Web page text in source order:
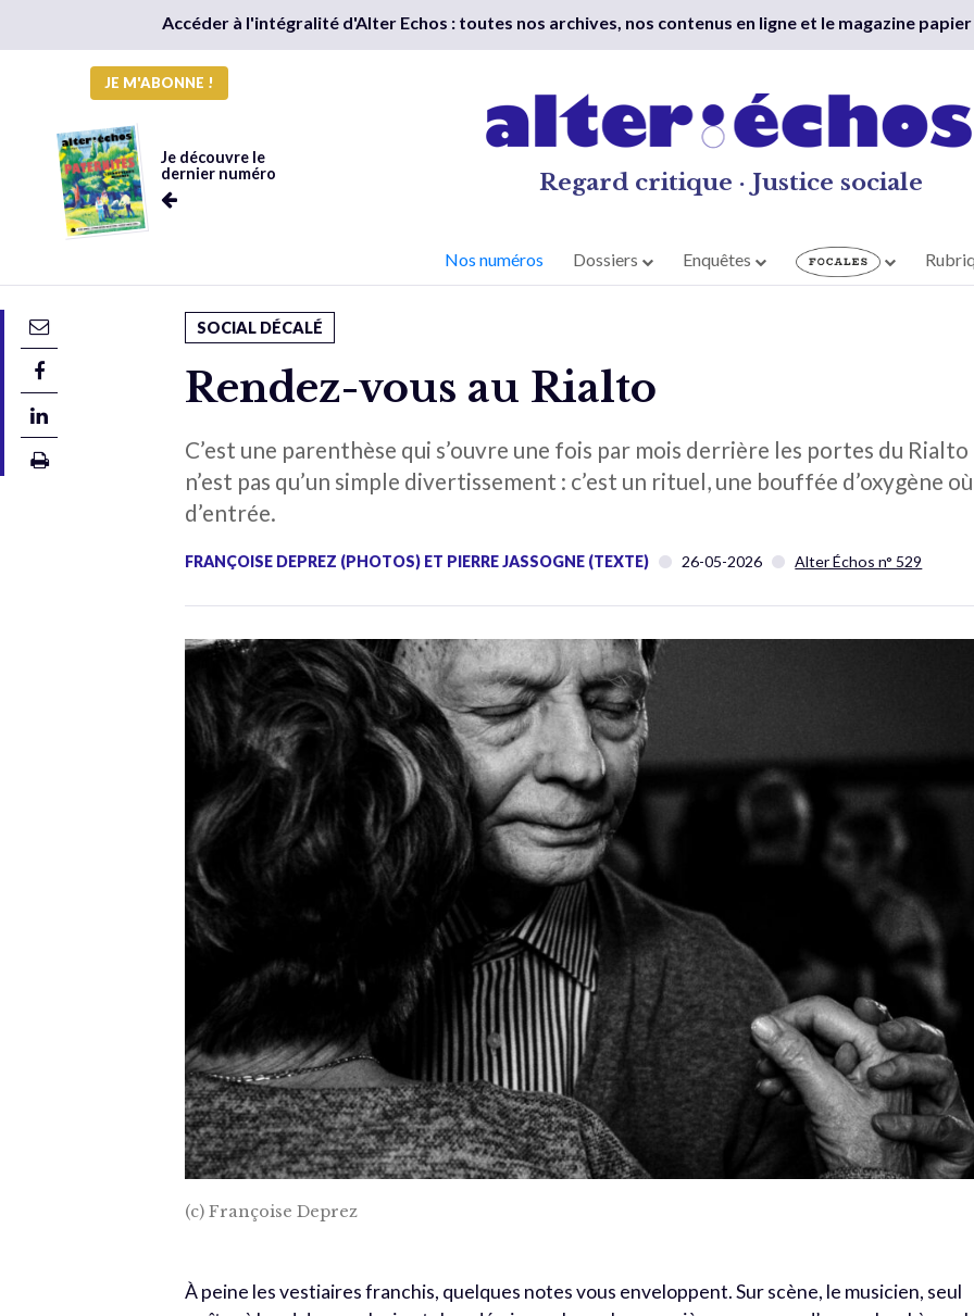
Accéder à l'intégralité d'Alter Echos : toutes nos archives, nos contenus en ligne et le magazine
JE M'ABONNE !
Je découvre le
dernier numéro
Regard critique · Justice sociale
Nos numéros Dossiers Enquêtes
SOCIAL DÉCALÉ
Rendez-vous au Rialto
C’est une parenthèse qui s’ouvre une fois par mois derrière les portes du
n’est pas qu’un simple divertissement : c’est un rituel, une bouffée d’oxygène
d’entrée.
FRANÇOISE DEPREZ (PHOTOS) ET PIERRE JASSOGNE (TEXTE) 26-05-2026 Alter Échos n° 529
(c) Françoise Deprez
À peine les vestiaires franchis, quelques notes vous enveloppent. Sur scène, le musicien, seul